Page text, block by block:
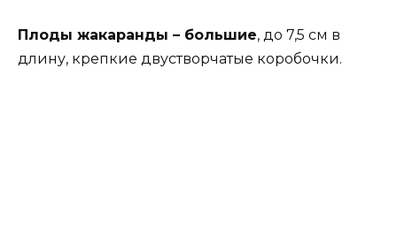
Плоды жакаранды – большие, до 7,5 см в
длину, крепкие двустворчатые коробочки.